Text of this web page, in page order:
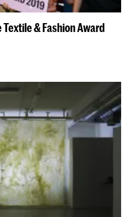
& Fashion Award